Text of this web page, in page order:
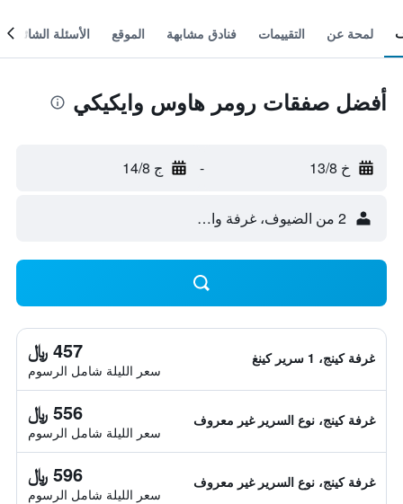
لمحة عن التقييمات فنادق مشابهة الموقع الأسئلة الشائعة
أفضل صفقات رومر هاوس وايكيكي
خ 13/8 - ج 14/8
2 من الضيوف، غرفة واحدة
غرفة كينج، 1 سرير كينغ 457 ﷼
سعر الليلة شامل الرسوم
غرفة كينج، نوع السرير غير معروف 556 ﷼
سعر الليلة شامل الرسوم
غرفة كينج، نوع السرير غير معروف 596 ﷼
سعر الليلة شامل الرسوم